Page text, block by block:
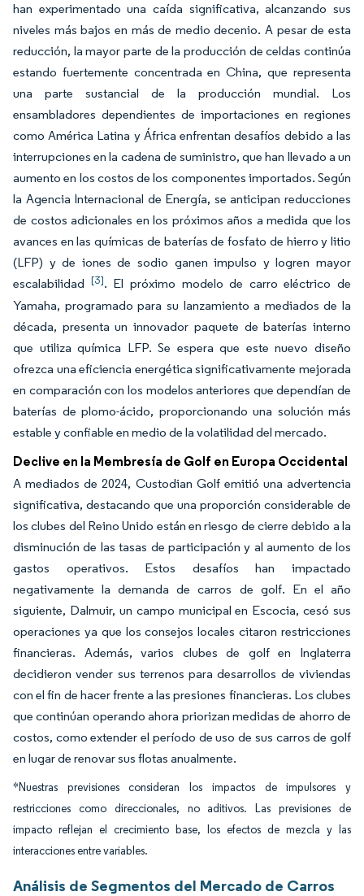
han experimentado una caída significativa, alcanzando sus
niveles más bajos en más de medio decenio. A pesar de esta
reducción, la mayor parte de la producción de celdas continúa
estando fuertemente concentrada en China, que representa
una parte sustancial de la producción mundial. Los
ensambladores dependientes de importaciones en regiones
como América Latina y África enfrentan desafíos debido a las
interrupciones en la cadena de suministro, que han llevado a un
aumento en los costos de los componentes importados. Según
la Agencia Internacional de Energía, se anticipan reducciones
de costos adicionales en los próximos años a medida que los
avances en las químicas de baterías de fosfato de hierro y litio
(LFP) y de iones de sodio ganen impulso y logren mayor
escalabilidad [3]. El próximo modelo de carro eléctrico de
Yamaha, programado para su lanzamiento a mediados de la
década, presenta un innovador paquete de baterías interno
que utiliza química LFP. Se espera que este nuevo diseño
ofrezca una eficiencia energética significativamente mejorada
en comparación con los modelos anteriores que dependían de
baterías de plomo-ácido, proporcionando una solución más
estable y confiable en medio de la volatilidad del mercado.
Declive en la Membresía de Golf en Europa Occidental
A mediados de 2024, Custodian Golf emitió una advertencia
significativa, destacando que una proporción considerable de
los clubes del Reino Unido están en riesgo de cierre debido a la
disminución de las tasas de participación y al aumento de los
gastos operativos. Estos desafíos han impactado
negativamente la demanda de carros de golf. En el año
siguiente, Dalmuir, un campo municipal en Escocia, cesó sus
operaciones ya que los consejos locales citaron restricciones
financieras. Además, varios clubes de golf en Inglaterra
decidieron vender sus terrenos para desarrollos de viviendas
con el fin de hacer frente a las presiones financieras. Los clubes
que continúan operando ahora priorizan medidas de ahorro de
costos, como extender el período de uso de sus carros de golf
en lugar de renovar sus flotas anualmente.
*Nuestras previsiones consideran los impactos de impulsores y
restricciones como direccionales, no aditivos. Las previsiones de
impacto reflejan el crecimiento base, los efectos de mezcla y las
interacciones entre variables.
Análisis de Segmentos del Mercado de Carros